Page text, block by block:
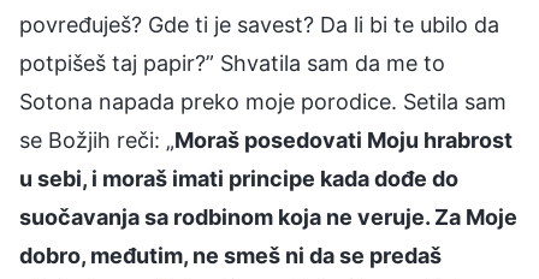
povređuješ? Gde ti je savest? Da li bi te ubilo da
potpišeš taj papir?” Shvatila sam da me to
Sotona napada preko moje porodice. Setila sam
se Božjih reči: „Moraš posedovati Moju hrabrost
u sebi, i moraš imati principe kada dođe do
suočavanja sa rodbinom koja ne veruje. Za Moje
dobro, međutim, ne smeš ni da se predaš